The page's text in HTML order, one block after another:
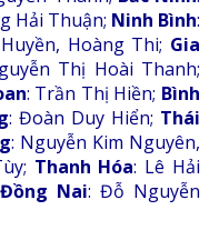
Hải Thuận; Ninh Bình:
Hoàng Thi; Gia
Thị Hoài Thanh;
: Trần Thị Hiền; Bình
: Đoàn Duy Hiển; Thái
: Nguyễn Kim Nguyên,
Thanh Hóa: Lê Hải
Đồng Nai: Đỗ Nguyễn